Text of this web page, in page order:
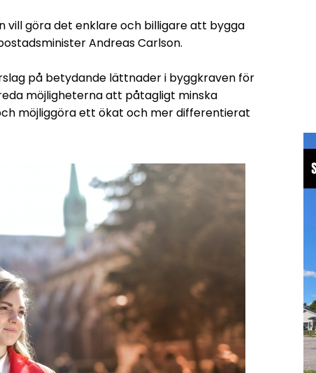
vill göra det enklare och billigare att bygga
Andreas Carlson.
på betydande lättnader i byggkraven för
möjligheterna att påtagligt minska
möjliggöra ett ökat och mer differentierat